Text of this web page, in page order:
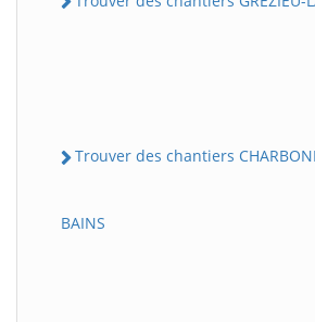
Trouver des chantiers
BAINS